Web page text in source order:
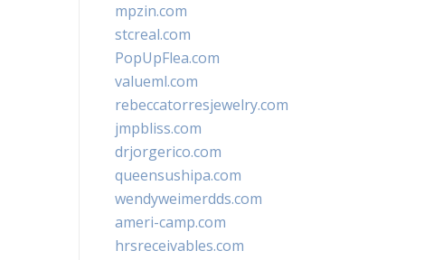
mpzin.com
stcreal.com
PopUpFlea.com
valueml.com
rebeccatorresjewelry.com
jmpbliss.com
drjorgerico.com
queensushipa.com
wendyweimerdds.com
ameri-camp.com
hrsreceivables.com